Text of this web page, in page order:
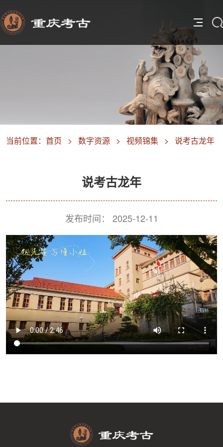
当前位置： 首页 > 数字资源 > 视频锦集 > 说考古龙年
说考古龙年
发布时间： 2025-12-11